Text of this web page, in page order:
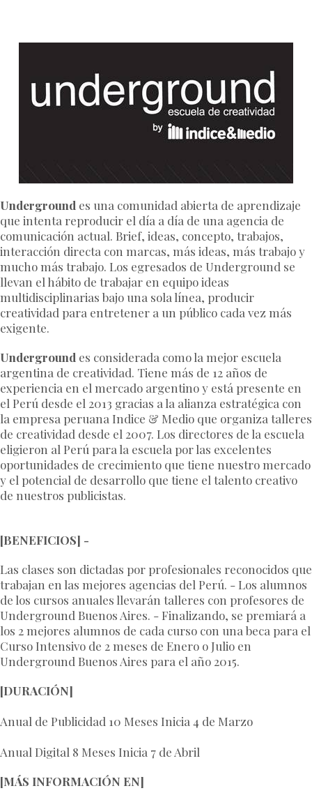
Underground es una comunidad abierta de aprendizaje
que intenta reproducir el día a día de una agencia de
comunicación actual. Brief, ideas, concepto, trabajos,
interacción directa con marcas, más ideas, más trabajo y
mucho más trabajo. Los egresados de Underground se
llevan el hábito de trabajar en equipo ideas
multidisciplinarias bajo una sola línea, producir
creatividad para entretener a un público cada vez más
exigente.
Underground es considerada como la mejor escuela
argentina de creatividad. Tiene más de 12 años de
experiencia en el mercado argentino y está presente en
el Perú desde el 2013 gracias a la alianza estratégica con
la empresa peruana Indice & Medio que organiza talleres
de creatividad desde el 2007. Los directores de la escuela
eligieron al Perú para la escuela por las excelentes
oportunidades de crecimiento que tiene nuestro mercado
y el potencial de desarrollo que tiene el talento creativo
de nuestros publicistas.
[BENEFICIOS] -
Las clases son dictadas por profesionales reconocidos que
trabajan en las mejores agencias del Perú. - Los alumnos
de los cursos anuales llevarán talleres con profesores de
Underground Buenos Aires. - Finalizando, se premiará a
los 2 mejores alumnos de cada curso con una beca para el
Curso Intensivo de 2 meses de Enero o Julio en
Underground Buenos Aires para el año 2015.
[DURACIÓN]
Anual de Publicidad 10 Meses Inicia 4 de Marzo
Anual Digital 8 Meses Inicia 7 de Abril
[MÁS INFORMACIÓN EN]